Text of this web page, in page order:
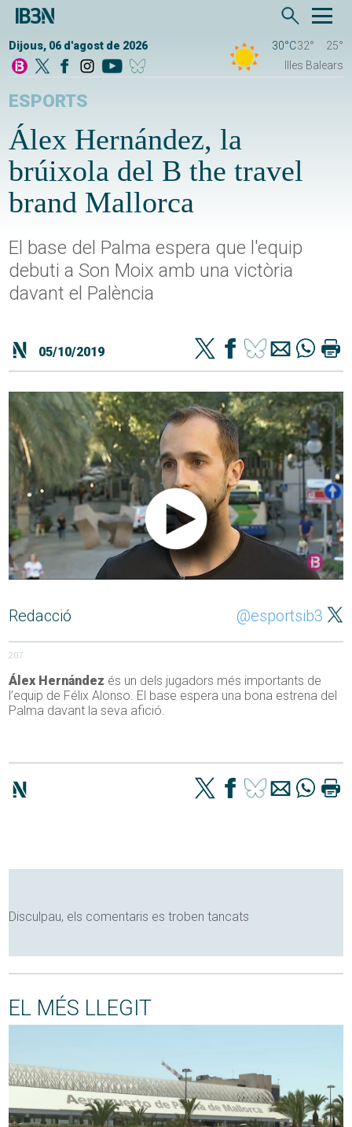
Dijous, 06 d'agost de 2026 30°C32°
25°
Illes Balears
ESPORTS
Álex Hernández, la
brúixola del B the travel
brand Mallorca
El base del Palma espera que l'equip
debuti a Son Moix amb una victòria
davant el Palència
05/10/2019
Redacció @esportsib3
207
Álex Hernández és un dels jugadors més importants de
l’equip de Félix Alonso. El base espera una bona estrena del
Palma davant la seva afició.
Disculpau, els comentaris es troben tancats
EL MÉS LLEGIT